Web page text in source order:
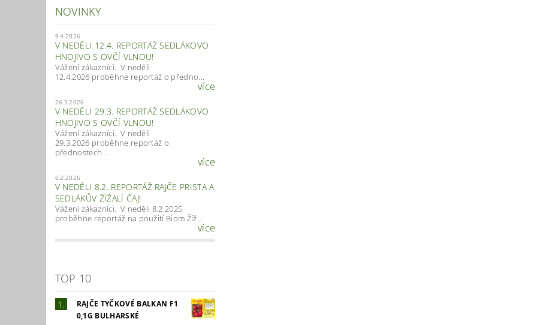
NOVINKY
9.4.2026
V NEDĚLI 12.4. REPORTÁŽ SEDLÁKOVO
HNOJIVO S OVČÍ VLNOU!
Vážení zákazníci. V neděli
12.4.2026 proběhne reportáž o předno...
více
26.3.2026
V NEDĚLI 29.3. REPORTÁŽ SEDLÁKOVO
HNOJIVO S OVČÍ VLNOU!
Vážení zákazníci. V neděli
29.3.2026 proběhne reportáž o
přednostech...
více
6.2.2026
V NEDĚLI 8.2. REPORTÁŽ RAJČE PRISTA A
SEDLÁKŮV ŽÍŽALÍ ČAJ!
Vážení zákazníci. V neděli 8.2.2025
proběhne reportáž na použití Biom Žíž...
více
TOP 10
RAJČE TYČKOVÉ BALKAN F1
0,1G BULHARSKÉ